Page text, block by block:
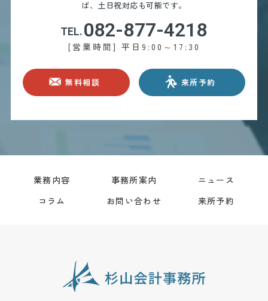
ば、土日祝対応も可能です。
TEL.082-877-4218
[営業時間] 平日9:00～17:30
無料相談 来所予約
業務内容 事務所案内
ニュース
コラム
お問い合わせ 来所予約